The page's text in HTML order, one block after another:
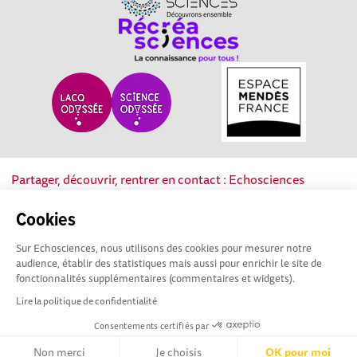
Cookies
Sur Echosciences, nous utilisons des cookies pour mesurer notre
audience, établir des statistiques mais aussi pour enrichir le site de
fonctionnalités supplémentaires (commentaires et widgets).
Lire la politique de confidentialité
Consentements certifiés par
Non merci Je choisis OK pour moi
Partager, découvrir, rentrer en contact : Echosciences
culture scientifique, technique et industrielle de la région.
Mentions légales|Politique de confidentialité|CGU
|Ligne éditoriale